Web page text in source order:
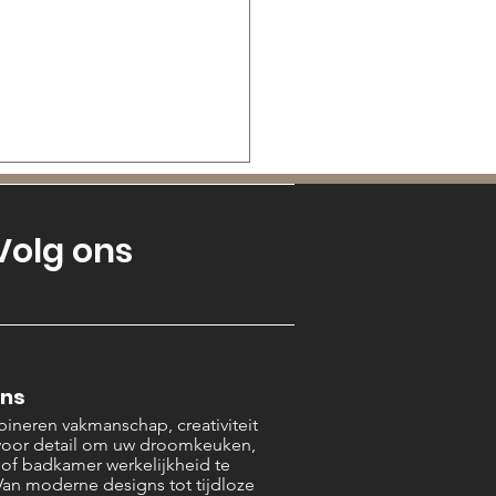
ons
vakmanschap, creativiteit
detail om uw droomkeuken,
badkamer werkelijkheid te
moderne designs tot tijdloze